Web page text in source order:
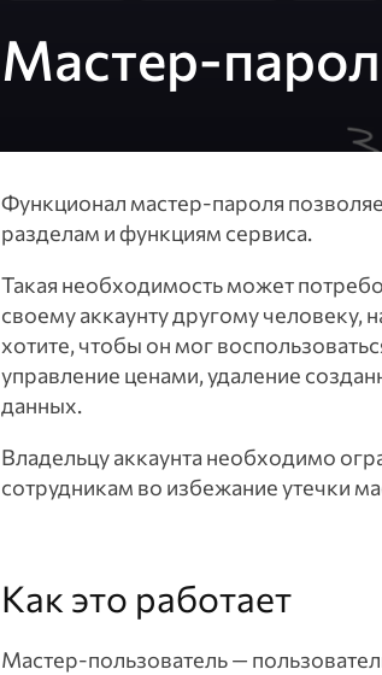
Мастер-
Функционал мастер-пароля
разделам и функциям сервиса.
Такая необходимость может
своему аккаунту другому
хотите, чтобы он мог
управление ценами, удаление
данных.
Владельцу аккаунта необходимо
сотрудникам во избежание утечки
Как это работает
Мастер-пользователь —